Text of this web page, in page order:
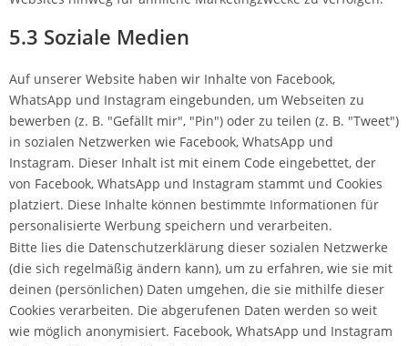
5.3 Soziale Medien
Auf unserer Website haben wir Inhalte von Facebook,
WhatsApp und Instagram eingebunden, um Webseiten zu
bewerben (z. B. "Gefällt mir", "Pin") oder zu teilen (z. B. "Tweet")
in sozialen Netzwerken wie Facebook, WhatsApp und
Instagram. Dieser Inhalt ist mit einem Code eingebettet, der
von Facebook, WhatsApp und Instagram stammt und Cookies
platziert. Diese Inhalte können bestimmte Informationen für
personalisierte Werbung speichern und verarbeiten.
Bitte lies die Datenschutzerklärung dieser sozialen Netzwerke
(die sich regelmäßig ändern kann), um zu erfahren, wie sie mit
deinen (persönlichen) Daten umgehen, die sie mithilfe dieser
Cookies verarbeiten. Die abgerufenen Daten werden so weit
wie möglich anonymisiert. Facebook, WhatsApp und Instagram